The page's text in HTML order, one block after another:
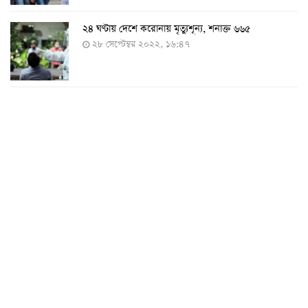
২৪ ঘণ্টায় দেশে করোনায় মৃত্যুশূন্য, শনাক্ত ৬৬৫
২৮ সেপ্টেম্বর ২০২২, ১৬:৪৭